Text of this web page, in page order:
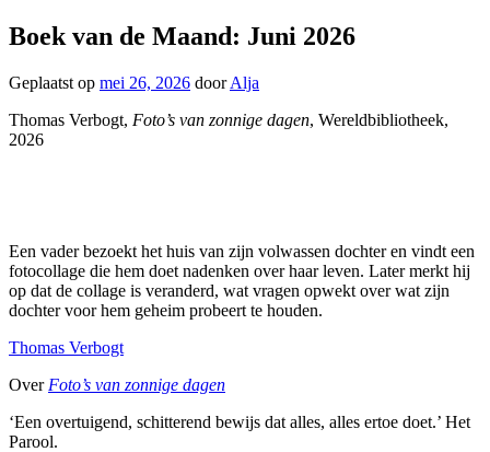
Boek van de Maand: Juni 2026
Geplaatst op mei 26, 2026 doorAlja
Thomas Verbogt, Foto’s van zonnige dagen, Wereldbibliotheek,
2026
Een vader bezoekt het huis van zijn volwassen dochter en vindt een
fotocollage die hem doet nadenken over haar leven. Later merkt hij
op dat de collage is veranderd, wat vragen opwekt over wat zijn
dochter voor hem geheim probeert te houden.
Thomas Verbogt
Over Foto’s van zonnige dagen
‘Een overtuigend, schitterend bewijs dat alles, alles ertoe doet.’ Het
Parool.